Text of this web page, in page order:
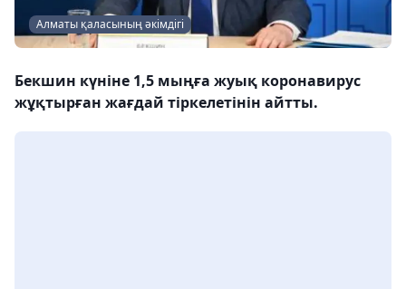
Алматы қаласының әкімдігі
Бекшин күніне 1,5 мыңға жуық коронавирус
жұқтырған жағдай тіркелетінін айтты.